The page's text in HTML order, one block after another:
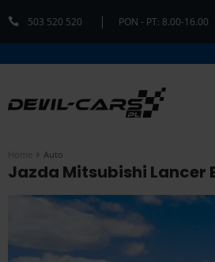
503 520 520 PON - PT: 8.00-16.00
Home Auto
Jazda Mitsubishi Lancer